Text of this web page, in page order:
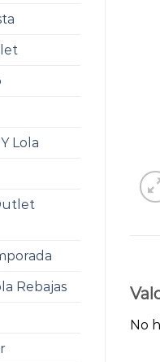
Lola
Rebajas
No